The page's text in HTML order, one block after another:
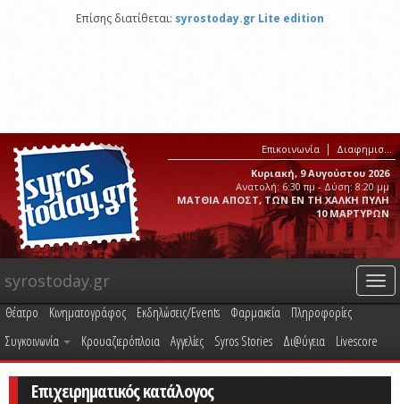
Επίσης διατίθεται: syrostoday.gr Lite edition
Επικοινωνία
Διαφημιστείτε στο syrostoday.gr
Κυριακή, 9 Αυγούστου 2026
Ανατολή: 6:30 πμ - Δύση: 8:20 μμ
ΜΑΤΘΙΑ ΑΠΟΣΤ, ΤΩΝ ΕΝ ΤΗ ΧΑΛΚΗ ΠΥΛΗ
10 ΜΑΡΤΥΡΩΝ
syrostoday.gr
Θέατρο Κινηματογράφος Εκδηλώσεις/Events Φαρμακεία
Πληροφορίες
Συγκοινωνία
Κρουαζιερόπλοια Αγγελίες Syros Stories Δι@ύγεια Livescore
Επιχειρηματικός κατάλογος